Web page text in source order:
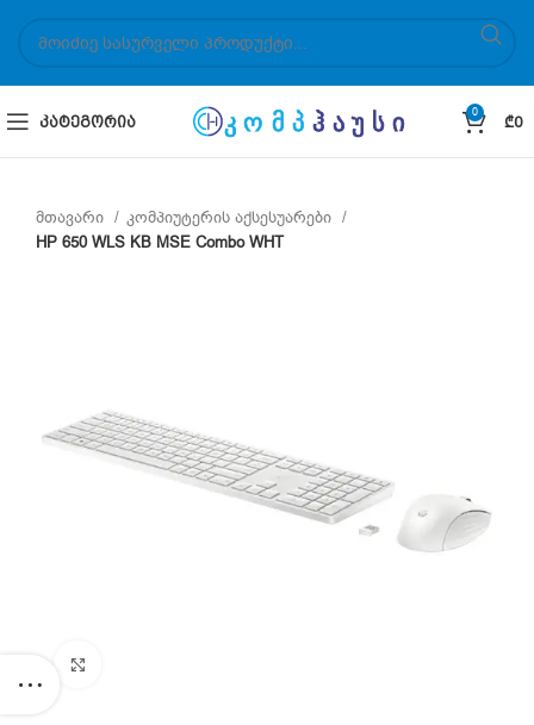
ᲙᲐᲢᲔᲒᲝᲠᲘᲐ
0
₾0
მთავარი
კომპიუტერის აქსესუარები
HP 650 WLS KB MSE Combo WHT